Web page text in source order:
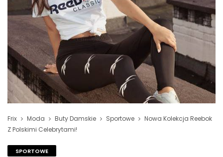
Frix Moda Buty Damskie Sportowe
Nowa Kolekcja Reebok
Z Polskimi Celebrytami!
SPORTOWE